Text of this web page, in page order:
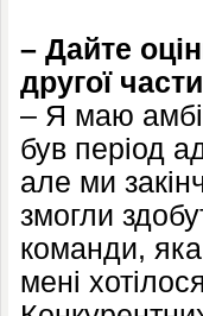
– Дайте
другої
– Я маю
був період
але ми
змогли
команди,
мені